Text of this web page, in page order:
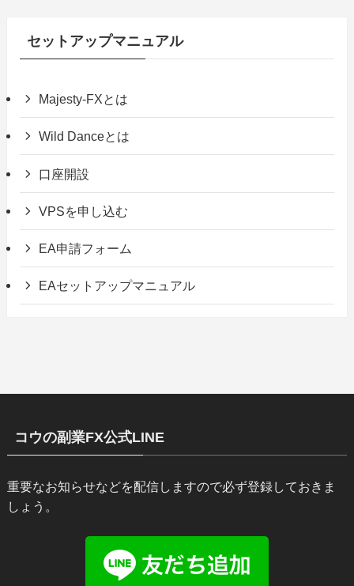
セットアップマニュアル
Majesty-FXとは
Wild Danceとは
口座開設
VPSを申し込む
EA申請フォーム
EAセットアップマニュアル
コウの副業FX公式LINE
重要なお知らせなどを配信しますので必ず登録しておきま
しょう。